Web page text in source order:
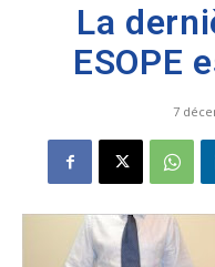
La
ESOPE
7